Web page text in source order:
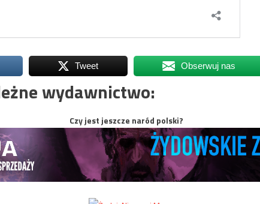
Tweet Obserwuj nas
wydawnictwo:
Czy jest jeszcze naród polski?